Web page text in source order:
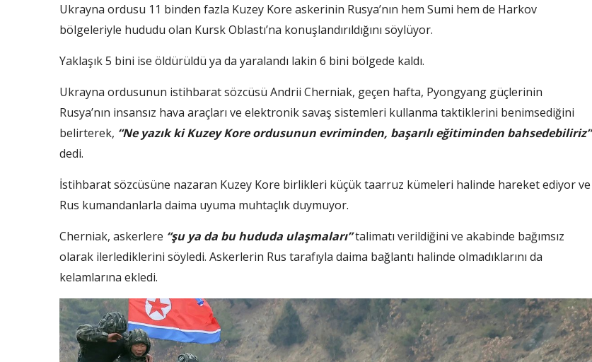
Ukrayna ordusu 11 binden fazla Kuzey Kore askerinin Rusya’nın hem Sumi hem de Harkov
bölgeleriyle hududu olan Kursk Oblastı’na konuşlandırıldığını söylüyor.
Yaklaşık 5 bini ise öldürüldü ya da yaralandı lakin 6 bini bölgede kaldı.
Ukrayna ordusunun istihbarat sözcüsü Andrii Cherniak, geçen hafta, Pyongyang güçlerinin
Rusya’nın insansız hava araçları ve elektronik savaş sistemleri kullanma taktiklerini benimsediğini
belirterek, “Ne yazık ki Kuzey Kore ordusunun evriminden, başarılı eğitiminden bahsedebiliriz”
dedi.
İstihbarat sözcüsüne nazaran Kuzey Kore birlikleri küçük taarruz kümeleri halinde hareket ediyor ve
Rus kumandanlarla daima uyuma muhtaçlık duymuyor.
Cherniak, askerlere “şu ya da bu hududa ulaşmaları”talimatı verildiğini ve akabinde bağımsız
olarak ilerlediklerini söyledi. Askerlerin Rus tarafıyla daima bağlantı halinde olmadıklarını da
kelamlarına ekledi.